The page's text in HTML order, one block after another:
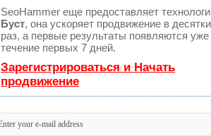
SeoHammer еще предоставляет
Буст, она ускоряет продвижение в десятки
раз, а первые результаты появляются уже в
течение первых 7 дней.
Зарегистрироваться и Начать
продвижение